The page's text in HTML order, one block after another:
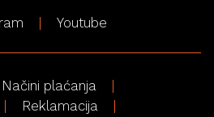
Youtube
Načini plaćanja
Reklamacija